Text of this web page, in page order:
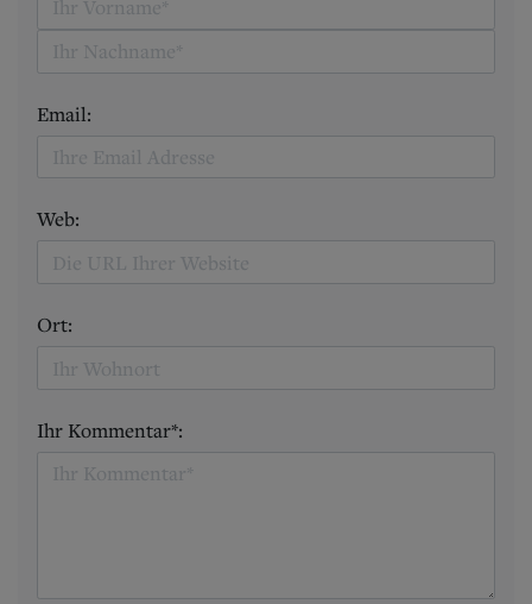
Email:
Web:
Ort:
Ihr Kommentar*: